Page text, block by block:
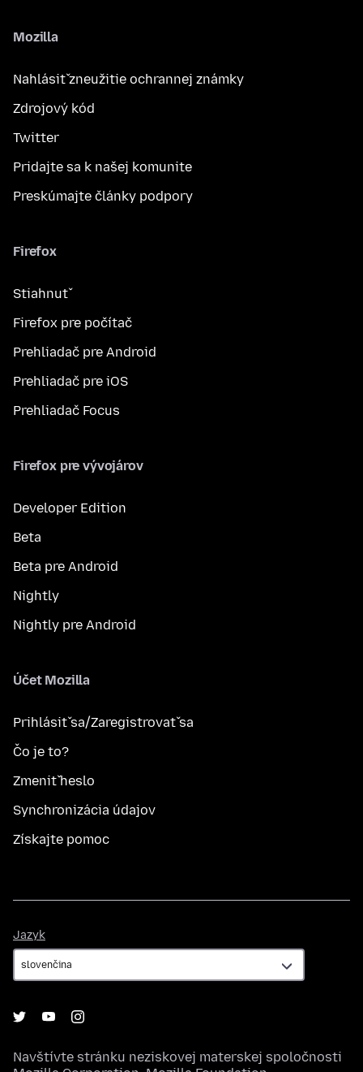
Mozilla
Nahlásiť zneužitie ochrannej známky
Zdrojový kód
Twitter
Pridajte sa k našej komunite
Preskúmajte články podpory
Firefox
Stiahnuť
Firefox pre počítač
Prehliadač pre Android
Prehliadač pre iOS
Prehliadač Focus
Firefox pre vývojárov
Developer Edition
Beta
Beta pre Android
Nightly
Nightly pre Android
Účet Mozilla
Prihlásiť sa/Zaregistrovať sa
Čo je to?
Zmeniť heslo
Synchronizácia údajov
Získajte pomoc
Jazyk
Navštívte stránku neziskovej materskej spoločnosti